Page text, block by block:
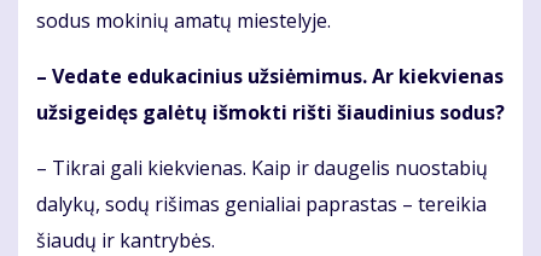
so­dus mo­ki­nių ama­tų mies­te­ly­je.
– Ve­da­te edu­ka­ci­nius už­si­ė­mi­mus. Ar kiek­vie­nas
už­si­gei­dęs ga­lė­tų iš­mok­ti riš­ti šiau­di­nius so­dus?
– Tik­rai ga­li kiek­vie­nas. Kaip ir dau­ge­lis nuo­sta­bių
da­ly­kų, so­dų ri­ši­mas ge­nia­liai pa­pras­tas – te­rei­kia
šiau­dų ir kan­try­bės.